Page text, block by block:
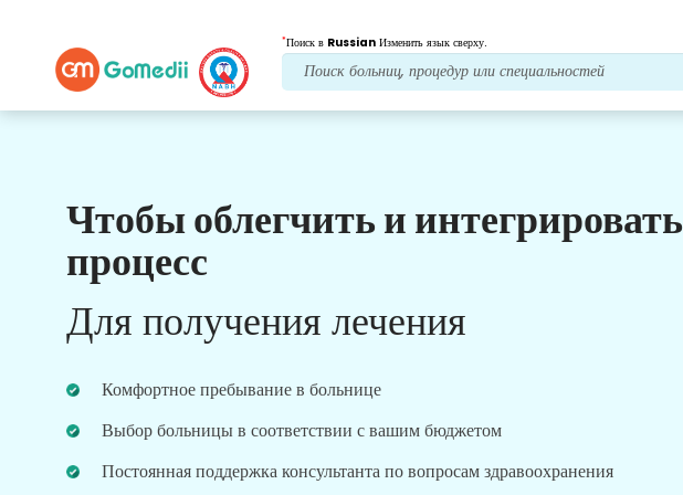
*Поиск в Russian Изменить язык сверху.
Чтобы облегчить и интегрировать
процесс
Для получения лечения
Комфортное пребывание в больнице
Выбор больницы в соответствии с вашим бюджетом
Постоянная поддержка консультанта по вопросам здравоохранения
Наши преимущества
Лечение после
последующий уход
Получите круглосуточную медицинскую
Регулярные обновления о ваших потребностях в